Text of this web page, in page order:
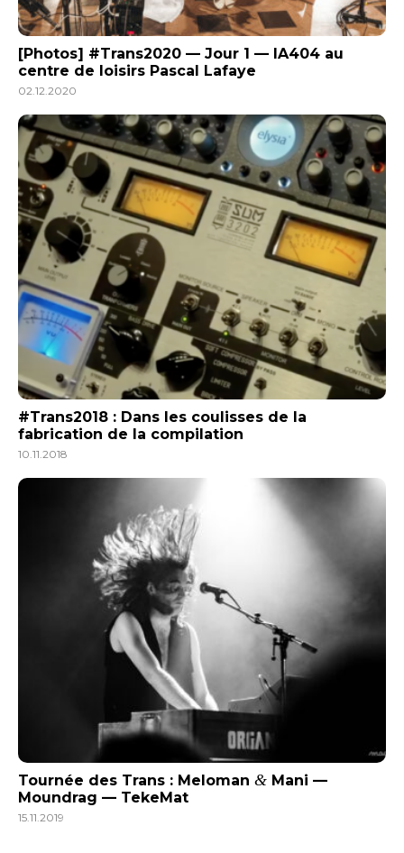
[Photos] #Trans2020 — Jour 1 — IA404 au
centre de loisirs Pascal Lafaye
02.12.2020
#Trans2018 : Dans les coulisses de la
fabrication de la compilation
10.11.2018
Tournée des Trans : Meloman & Mani —
Moundrag — TekeMat
15.11.2019